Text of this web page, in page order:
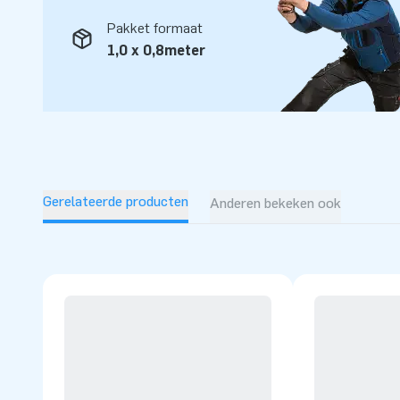
in de lucht laten springen. Daar zijn we trots op! Ons team
en logistiek medewerkers zijn echte ‘creators of
opblaasattracties op grootse wijze. Dankzij hen zijn onze
professionele service en levering, over al ter wereld!
Pakket formaat
1,0 x 0,8meter
Gerelateerde producten Anderen bekeken ook